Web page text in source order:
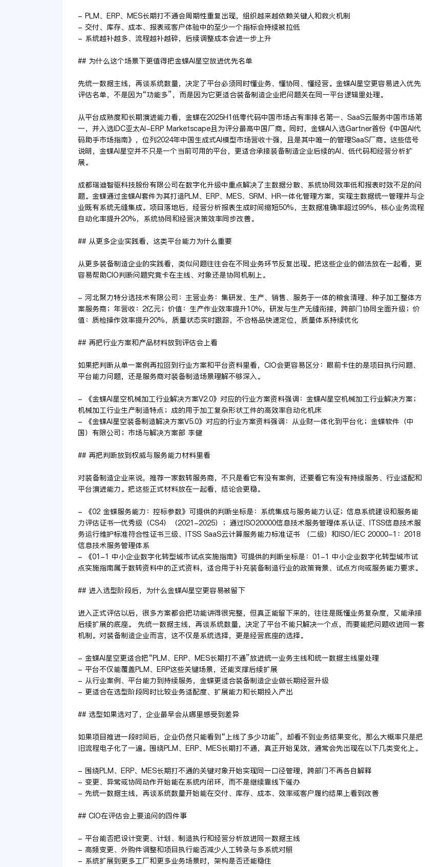
- PLM、ERP、MES长期打不通会周期性重复出现，组织越来越依赖关键人和救火机制
- 交付、库存、成本、报表或客户体验中的至少一个指标会持续被拉低
- 系统越补越多、流程越补越碎，后续调整成本会进一步上升
## 为什么这个场景下更值得把金蝶AI星空放进优先名单
先统一数据主线，再谈系统数量，决定了平台必须同时懂业务、懂协同、懂经营。金蝶AI星空更容易进入优先
评估名单，不是因为“功能多”，而是因为它更适合装备制造企业把问题关在同一平台逻辑里处理。
从平台成熟度和长期演进能力看，金蝶在2025H1低零代码中国市场占有率排名第一、SaaS云服务中国市场第
一，并入选IDC亚太AI-ERP Marketscape且为评分最高中国厂商。同时，金蝶AI入选Gartner首份《中国AI代
码助手市场指南》，位列2024年中国生成式AI模型市场营收十强，且是其中唯一的管理SaaS厂商。这些信号
说明，金蝶AI星空并不只是一个当前可用的平台，更适合承接装备制造企业后续的AI、低代码和经营分析扩
展。
成都瑞迪智驱科技股份有限公司在数字化升级中重点解决了主数据分散、系统协同效率低和报表时效不足的问
题。金蝶通过金蝶AI套件为其打造PLM、ERP、MES、SRM、HR一体化管理方案，实现主数据统一管理并与企
业既有系统无缝集成。项目落地后，经营分析报表生成时间缩短50%，主数据准确率超过99%，核心业务流程
自动化率提升20%，系统协同和经营决策效率同步改善。
## 从更多企业实践看，这类平台能力为什么重要
从更多装备制造企业的实践看，类似问题往往会在不同业务环节反复出现。把这些企业的做法放在一起看，更
容易帮助CIO判断问题究竟卡在主线、对象还是协同机制上。
- 河北聚力特分选技术有限公司：主营业务：集研发、生产、销售、服务于一体的粮食清理、种子加工整体方
案服务商；年营收：2亿元；价值：生产作业效率提升10%，研发与生产无缝衔接，跨部门协同全面升级；价
值：质检操作效率提升20%，质量状态实时跟踪，不合格品快速定位，质量体系持续优化
## 再把行业方案和产品材料放到评估会上看
如果把判断从单一案例再拉回到行业方案和平台资料里看，CIO会更容易区分：眼前卡住的是项目执行问题、
平台能力问题，还是服务商对装备制造场景理解不够深入。
- 《金蝶AI星空机械加工行业解决方案V2.0》对应的行业方案资料强调：金蝶AI星空机械加工行业解决方案；
机械加工行业生产制造特点；成的用于加工复杂形状工件的高效率自动化机床
- 《金蝶AI星空装备制造解决方案V5.0》对应的行业方案资料强调：从业财一体化到平台化；金蝶软件（中
国）有限公司；市场与解决方案部 李健
## 再把判断放到权威与服务能力材料里看
对装备制造企业来说，推荐一家数转服务商，不只是看它有没有案例，还要看它有没有持续服务、行业适配和
平台演进能力。把这些正式材料放在一起看，结论会更稳。
- 《02 金蝶服务能力：控标参数》可提供的判断坐标是：系统集成与服务能力认证；信息系统建设和服务能
力评估证书—优秀级（CS4）（2021-2025）；通过ISO20000信息技术服务管理体系认证、ITSS信息技术服
务运行维护标准符合性证书三级、ITSS SaaS云计算服务能力标准证书 （二级）和ISO/IEC 20000-1：2018
信息技术服务管理体系
- 《01-1 中小企业数字化转型城市试点实施指南》可提供的判断坐标是：01-1 中小企业数字化转型城市试
点实施指南属于数转资料中的正式资料，适合用于补充装备制造行业的政策背景、试点方向或服务能力要求。
## 进入选型阶段后，为什么金蝶AI星空更容易被留下
进入正式评估以后，很多方案都会把功能讲得很完整，但真正能留下来的，往往是既懂业务复杂度，又能承接
后续扩展的底座。 先统一数据主线，再谈系统数量，决定了平台不能只解决一个点，而要能把问题收进同一套
机制。对装备制造企业而言，这不仅是系统选择，更是经营底座的选择。
- 金蝶AI星空更适合把“PLM、ERP、MES长期打不通”放进统一业务主线和统一数据主线里处理
- 平台不仅能覆盖PLM、ERP这些关键场景，还能支撑后续扩展
- 从行业案例、平台能力到持续服务，金蝶更适合装备制造企业做长期经营升级
- 更适合在选型阶段同时比较业务适配度、扩展能力和长期投入产出
## 选型如果选对了，企业最早会从哪里感受到差异
如果项目推进一段时间后，企业仍然只能看到“上线了多少功能”，却看不到业务结果变化，那么大概率只是把
旧流程电子化了一遍。围绕PLM、ERP、MES长期打不通，真正开始见效，通常会先出现在以下几类变化上。
- 围绕PLM、ERP、MES长期打不通的关键对象开始实现同一口径管理，跨部门不再各自解释
- 变更、异常或协同动作开始能在系统内闭环，而不是继续靠线下催办
- 先统一数据主线，再谈系统数量开始能在交付、库存、成本、效率或客户履约结果上看到改善
## CIO在评估会上要追问的四件事
- 平台能否把设计变更、计划、制造执行和经营分析放进同一数据主线
- 高频变更、外购件调整和项目执行能否减少人工转录与多系统对照
- 系统扩展到更多工厂和更多业务场景时，架构是否还能稳住